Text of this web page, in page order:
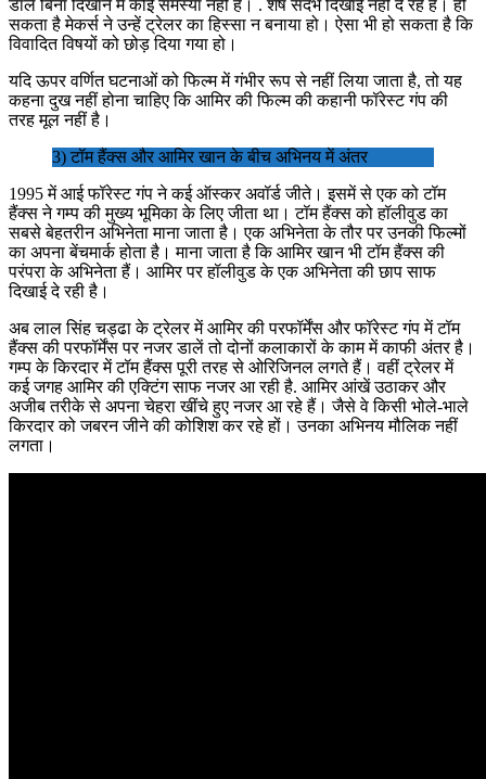
डाले बिना दिखाने में कोई समस्या नहीं है। . शेष संदर्भ दिखाई नहीं दे रहे हैं। हो
सकता है मेकर्स ने उन्हें ट्रेलर का हिस्सा न बनाया हो। ऐसा भी हो सकता है कि
विवादित विषयों को छोड़ दिया गया हो।
यदि ऊपर वर्णित घटनाओं को फिल्म में गंभीर रूप से नहीं लिया जाता है, तो यह
कहना दुख नहीं होना चाहिए कि आमिर की फिल्म की कहानी फॉरेस्ट गंप की
तरह मूल नहीं है।
3) टॉम हैंक्स और आमिर खान के बीच अभिनय में अंतर
1995 में आई फॉरेस्ट गंप ने कई ऑस्कर अवॉर्ड जीते। इसमें से एक को टॉम
हैंक्स ने गम्प की मुख्य भूमिका के लिए जीता था। टॉम हैंक्स को हॉलीवुड का
सबसे बेहतरीन अभिनेता माना जाता है। एक अभिनेता के तौर पर उनकी फिल्मों
का अपना बेंचमार्क होता है। माना जाता है कि आमिर खान भी टॉम हैंक्स की
परंपरा के अभिनेता हैं। आमिर पर हॉलीवुड के एक अभिनेता की छाप साफ
दिखाई दे रही है।
अब लाल सिंह चड्ढा के ट्रेलर में आमिर की परफॉर्मेंस और फॉरेस्ट गंप में टॉम
हैंक्स की परफॉर्मेंस पर नजर डालें तो दोनों कलाकारों के काम में काफी अंतर है।
गम्प के किरदार में टॉम हैंक्स पूरी तरह से ओरिजिनल लगते हैं। वहीं ट्रेलर में
कई जगह आमिर की एक्टिंग साफ नजर आ रही है. आमिर आंखें उठाकर और
अजीब तरीके से अपना चेहरा खींचे हुए नजर आ रहे हैं। जैसे वे किसी भोले-भाले
किरदार को जबरन जीने की कोशिश कर रहे हों। उनका अभिनय मौलिक नहीं
लगता।